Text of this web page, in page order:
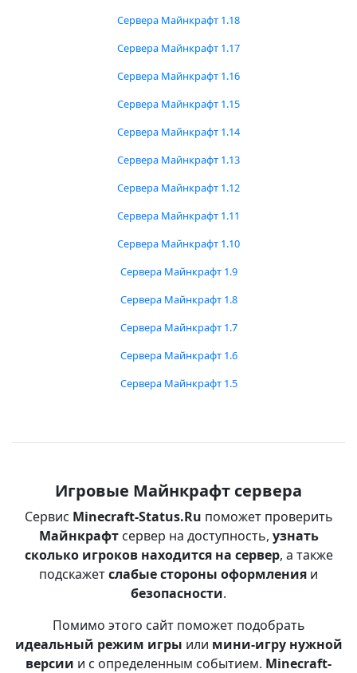
Сервера Майнкрафт 1.18
Сервера Майнкрафт 1.17
Сервера Майнкрафт 1.16
Сервера Майнкрафт 1.15
Сервера Майнкрафт 1.14
Сервера Майнкрафт 1.13
Сервера Майнкрафт 1.12
Сервера Майнкрафт 1.11
Сервера Майнкрафт 1.10
Сервера Майнкрафт 1.9
Сервера Майнкрафт 1.8
Сервера Майнкрафт 1.7
Сервера Майнкрафт 1.6
Сервера Майнкрафт 1.5
Игровые Майнкрафт сервера
Сервис Minecraft-Status.Ru поможет проверить
Майнкрафтсервер на доступность, узнать
сколько игроков находится на сервер, а также
подскажетслабые стороны оформления и
безопасности.
Помимо этого сайт поможет подобрать
идеальный режим игры или мини-игру нужной
версии и с определенным событием. Minecraft-